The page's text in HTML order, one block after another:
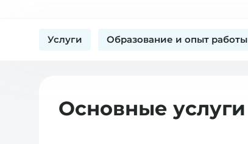
Услуги Образование и опыт работы
Основные услуги